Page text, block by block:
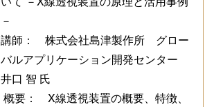
－
講師： 株式会社島津製作所 グロー
バルアプリケーション開発センター
井口 智 氏
概要： X線透視装置の概要、特徴、